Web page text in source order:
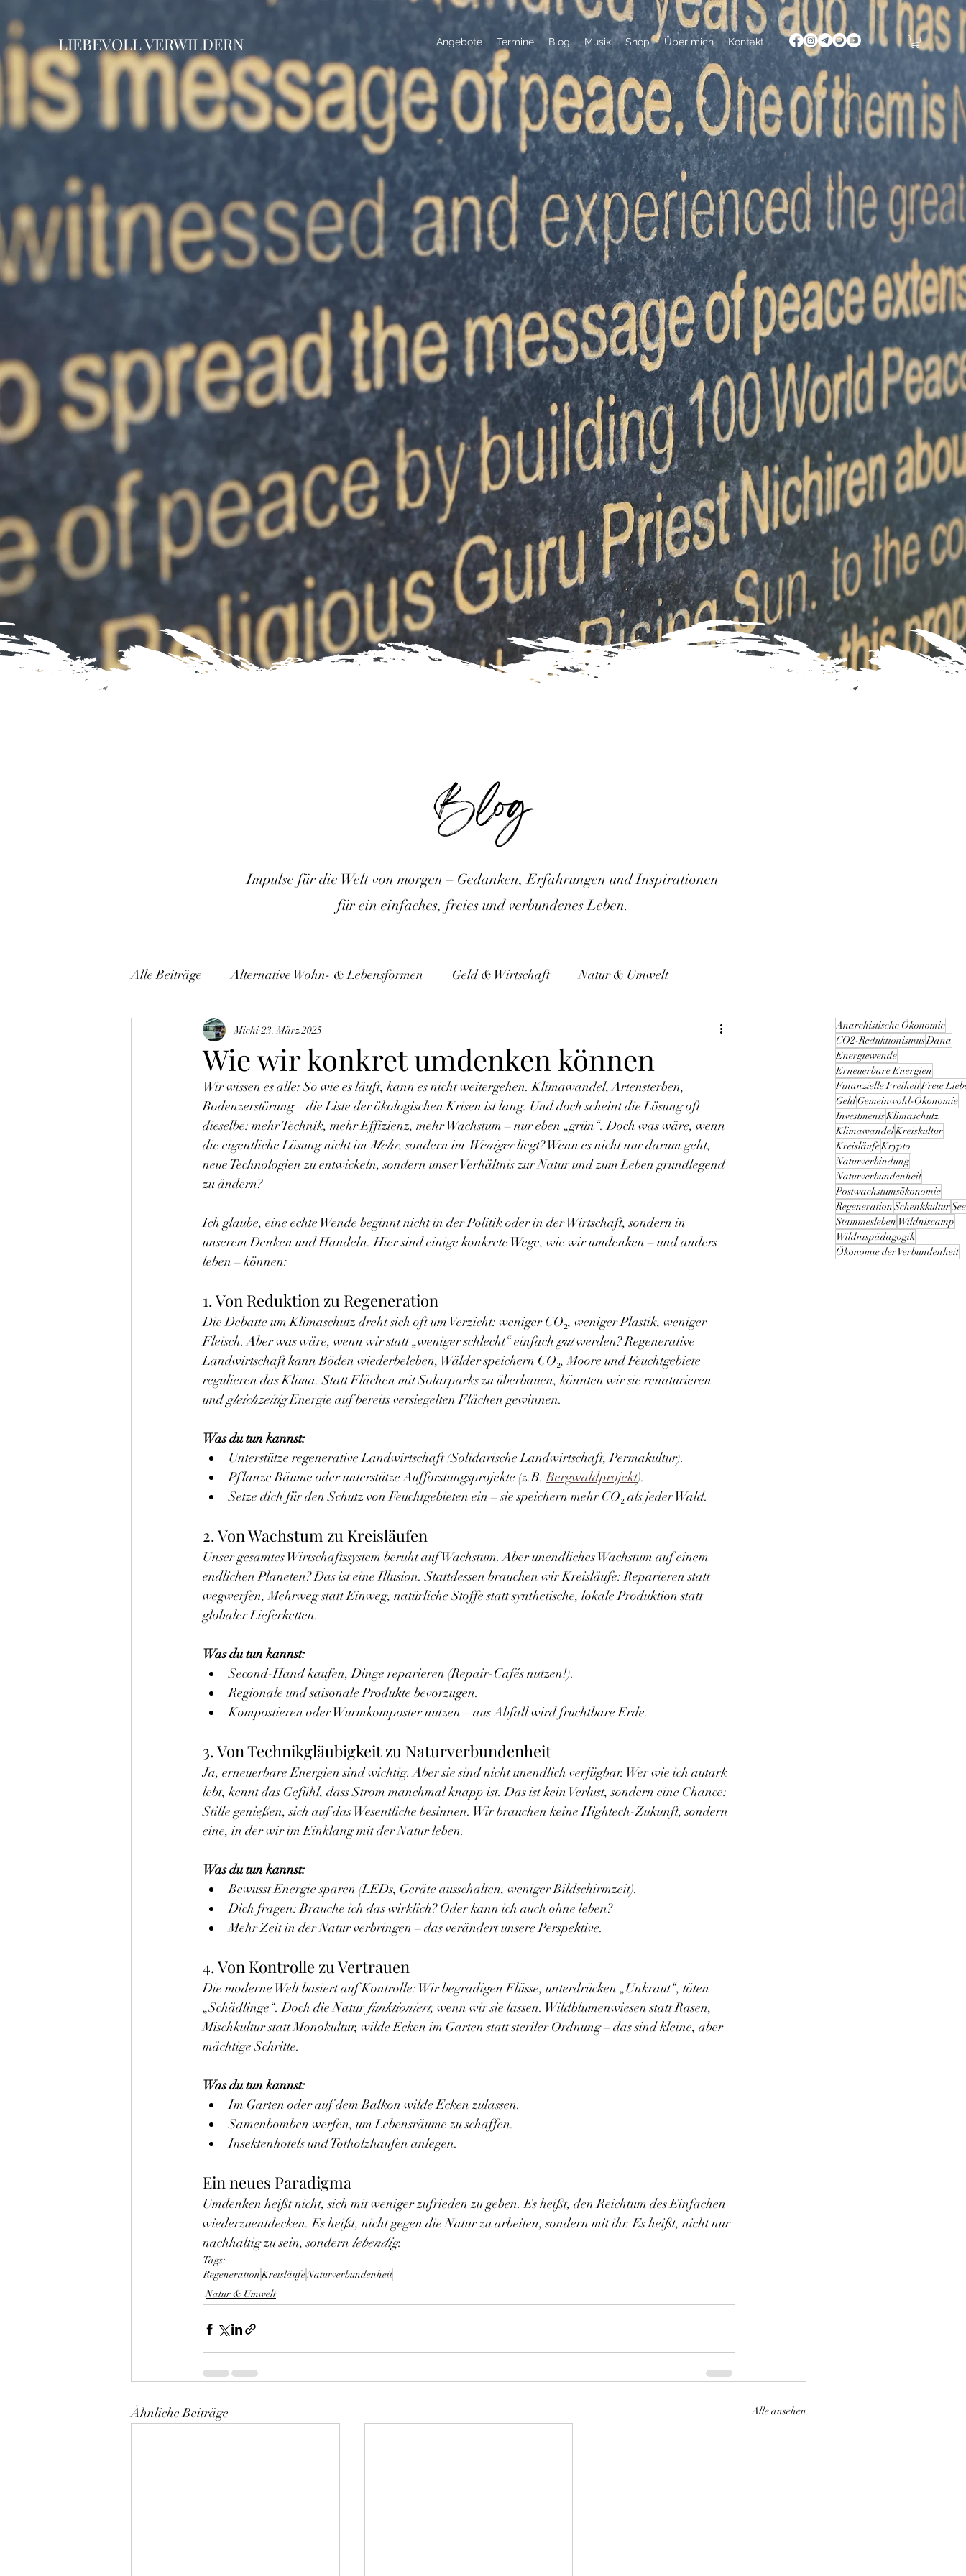
LIEBEVOLL VERWILDERN Angebote Termine Blog Musik Shop Über mich Kontakt
Blog
Impulse für die Welt von morgen – Gedanken, Erfahrungen und Inspirationen
für ein einfaches, freies und verbundenes Leben.
Alle Beiträge Alternative Wohn- & Lebensformen Geld & Wirtschaft Natur & Umwelt
Beziehungen, Liebe & Sexualität
Wie wir konkret umdenken können
Michi 23. März 2025
Wir wissen es alle: So wie es läuft, kann es nicht weitergehen. Klimawandel, Artensterben,
Bodenzerstörung – die Liste der ökologischen Krisen ist lang. Und doch scheint die Lösung oft
dieselbe: mehr Technik, mehr Effizienz, mehr Wachstum – nur eben „grün“. Doch was wäre, wenn
die eigentliche Lösung nicht im Mehr, sondern im Weniger liegt? Wenn es nicht nur darum geht,
neue Technologien zu entwickeln, sondern unser Verhältnis zur Natur und zum Leben grundlegend
zu ändern?
Ich glaube, eine echte Wende beginnt nicht in der Politik oder in der Wirtschaft, sondern in
unserem Denken und Handeln. Hier sind einige konkrete Wege, wie wir umdenken – und anders
leben – können:
1. Von Reduktion zu Regeneration
Die Debatte um Klimaschutz dreht sich oft um Verzicht: weniger CO₂, weniger Plastik, weniger
Fleisch. Aber was wäre, wenn wir statt „weniger schlecht“ einfach gut werden? Regenerative
Landwirtschaft kann Böden wiederbeleben, Wälder speichern CO₂, Moore und Feuchtgebiete
regulieren das Klima. Statt Flächen mit Solarparks zu überbauen, könnten wir sie renaturieren
und gleichzeitig Energie auf bereits versiegelten Flächen gewinnen.
Was du tun kannst:
Unterstütze regenerative Landwirtschaft (Solidarische Landwirtschaft, Permakultur).
Pflanze Bäume oder unterstütze Aufforstungsprojekte (z.B. Bergwaldprojekt).
Setze dich für den Schutz von Feuchtgebieten ein – sie speichern mehr CO₂ als jeder Wald.
2. Von Wachstum zu Kreisläufen
Unser gesamtes Wirtschaftssystem beruht auf Wachstum. Aber unendliches Wachstum auf einem
endlichen Planeten? Das ist eine Illusion. Stattdessen brauchen wir Kreisläufe: Reparieren statt
wegwerfen, Mehrweg statt Einweg, natürliche Stoffe statt synthetische, lokale Produktion statt
globaler Lieferketten.
Was du tun kannst:
Second-Hand kaufen, Dinge reparieren (Repair-Cafés nutzen!).
Regionale und saisonale Produkte bevorzugen.
Kompostieren oder Wurmkomposter nutzen – aus Abfall wird fruchtbare Erde.
3. Von Technikgläubigkeit zu Naturverbundenheit
Ja, erneuerbare Energien sind wichtig. Aber sie sind nicht unendlich verfügbar. Wer wie ich autark
lebt, kennt das Gefühl, dass Strom manchmal knapp ist. Das ist kein Verlust, sondern eine Chance:
Stille genießen, sich auf das Wesentliche besinnen. Wir brauchen keine Hightech-Zukunft, sondern
eine, in der wir im Einklang mit der Natur leben.
Was du tun kannst:
Bewusst Energie sparen (LEDs, Geräte ausschalten, weniger Bildschirmzeit).
Dich fragen: Brauche ich das wirklich? Oder kann ich auch ohne leben?
Mehr Zeit in der Natur verbringen – das verändert unsere Perspektive.
4. Von Kontrolle zu Vertrauen
Die moderne Welt basiert auf Kontrolle: Wir begradigen Flüsse, unterdrücken „Unkraut“, töten
„Schädlinge“. Doch die Natur funktioniert, wenn wir sie lassen. Wildblumenwiesen statt Rasen,
Mischkultur statt Monokultur, wilde Ecken im Garten statt steriler Ordnung – das sind kleine, aber
mächtige Schritte.
Was du tun kannst:
Im Garten oder auf dem Balkon wilde Ecken zulassen.
Samenbomben werfen, um Lebensräume zu schaffen.
Insektenhotels und Totholzhaufen anlegen.
Ein neues Paradigma
Umdenken heißt nicht, sich mit weniger zufrieden zu geben. Es heißt, den Reichtum des Einfachen
wiederzuentdecken. Es heißt, nicht gegen die Natur zu arbeiten, sondern mit ihr. Es heißt, nicht nur
nachhaltig zu sein, sondern lebendig.
Tags:
RegenerationKreisläufeNaturverbundenheit
Natur & Umwelt
Ähnliche Beiträge Alle ansehen
Anarchistische Ökonomie
CO2-ReduktionismusDana
Energiewende
Erneuerbare Energien
Finanzielle FreiheitFreie
GeldGemeinwohl-Ökonomie
InvestmentsKlimaschutz
KlimawandelKreiskultur
KreisläufeKrypto
Naturverbindung
Naturverbundenheit
Postwachstumsökonomie
RegenerationSchenkkultur
Stammesleben Wildniscamp
Wildnispädagogik
Ökonomie der Verbundenheit